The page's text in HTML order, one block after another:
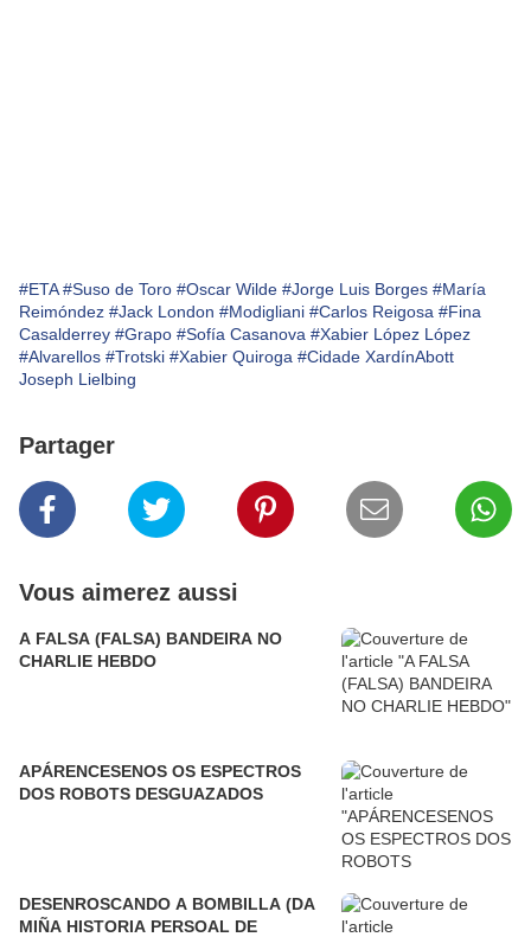
#ETA #Suso de Toro #Oscar Wilde #Jorge Luis Borges #María
Reimóndez #Jack London #Modigliani #Carlos Reigosa #Fina
Casalderrey #Grapo #Sofía Casanova #Xabier López López
#Alvarellos #Trotski #Xabier Quiroga #Cidade XardínAbott
Joseph Lielbing
Partager
Vous aimerez aussi
A FALSA (FALSA) BANDEIRA NO
CHARLIE HEBDO
APÁRENCESENOS OS ESPECTROS
DOS ROBOTS DESGUAZADOS
DESENROSCANDO A BOMBILLA (DA
MIÑA HISTORIA PERSOAL DE